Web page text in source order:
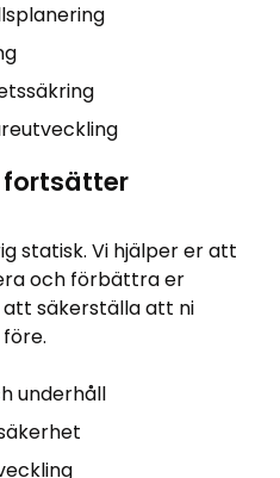
fortsätter
statisk. Vi hjälper er att
och förbättra er
säkerställa att ni
underhåll